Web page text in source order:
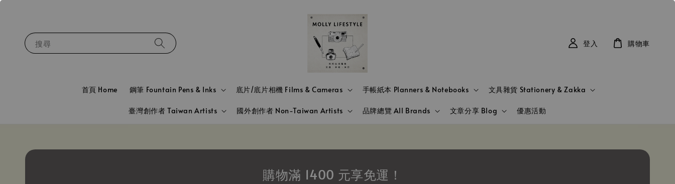
搜尋
首頁 Home 鋼筆 Fountain Pens & Inks 底片/底片相機 Films & Cameras 手帳紙本 Planners & Notebooks 文具雜貨 Stationery & Zakka
臺灣創作者 Taiwan Artists 國外創作者 Non-Taiwan Artists 品牌總覽 All Brands 文章分享 Blog 優惠活動
登入 購物車
購物滿 1400 元享免運！